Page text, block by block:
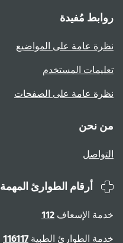
روابط مُفيدة
نظرة عامة على المواضيع
تعليمات المستخدم
نظرة عامة على الصفحات
من نحن
التواصل
أرقام الطوارئ المهمة
خدمة الإسعاف 112
خدمة الطوارئ الطبية116117